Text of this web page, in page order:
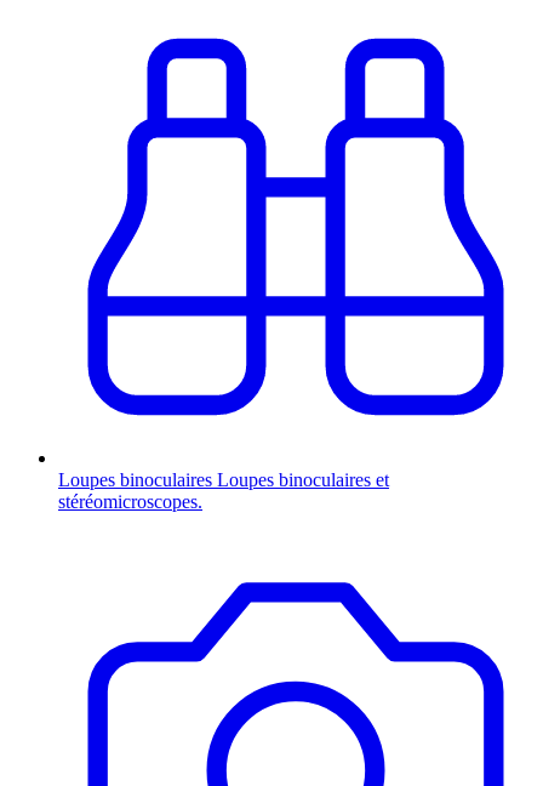
Loupes binoculaires Loupes binoculaires et
stéréomicroscopes.